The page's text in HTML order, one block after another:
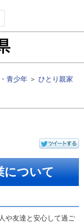
青少年 ＞ ひとり親家
について
や友達と安心して過ご